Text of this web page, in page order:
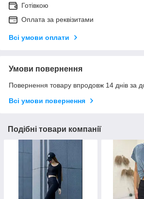
Готівкою
Оплата за реквізитами
Всі умови оплати
Умови повернення
Повернення товару впродовж 14 днів за
Всі умови повернення
Подібні товари компанії